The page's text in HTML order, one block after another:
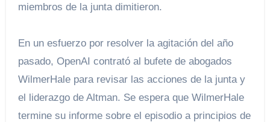
miembros de la junta dimitieron.
En un esfuerzo por resolver la agitación del año
pasado, OpenAI contrató al bufete de abogados
WilmerHale para revisar las acciones de la junta y
el liderazgo de Altman. Se espera que WilmerHale
termine su informe sobre el episodio a principios de